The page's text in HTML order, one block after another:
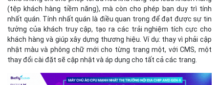
Cách thức triển khai các
CMS phổ biến trên server
Cách cài đặt WordPress
Điều kiện tiên quyết: